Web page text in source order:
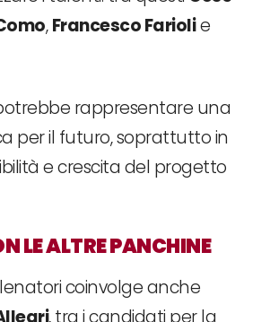
,Francesco Fariolie
rappresentare una
per il futuro, soprattutto in
e crescita del progetto
LE ALTRE PANCHINE
coinvolge anche